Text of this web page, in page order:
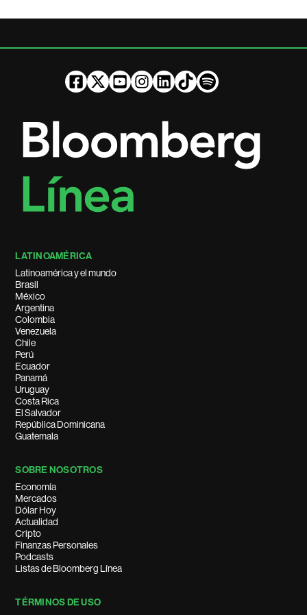
LATINOAMÉRICA
Latinoamérica y el mundo
Brasil
México
Argentina
Colombia
Venezuela
Chile
Perú
Ecuador
Panamá
Uruguay
Costa Rica
El Salvador
República Dominicana
Guatemala
SOBRE NOSOTROS
Economía
Mercados
Dólar Hoy
Actualidad
Cripto
Finanzas Personales
Podcasts
Listas de Bloomberg Línea
TÉRMINOS DE USO